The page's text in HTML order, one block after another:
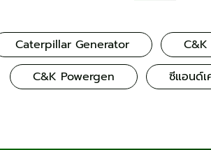
Caterpillar Generator C&K
C&K Powergen
ซีแอนด์เ